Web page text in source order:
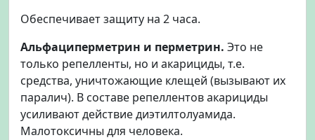
Обеспечивает защиту на 2 часа.
Альфациперметрин и перметрин. Это не
только репелленты, но и акарициды, т.е.
средства, уничтожающие клещей (вызывают их
паралич). В составе репеллентов акарициды
усиливают действие диэтилтолуамида.
Малотоксичны для человека.